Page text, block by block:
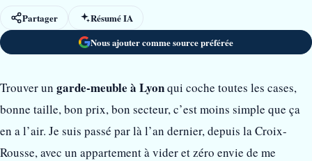
Partager
Résumé IA
Nous ajouter comme source préférée
Trouver un garde-meuble à Lyonqui coche toutes les cases,
bonne taille, bon prix, bon secteur, c’est moins simple que ça
en a l’air. Je suis passé par là l’an dernier, depuis la Croix-
Rousse, avec un appartement à vider et zéro envie de me